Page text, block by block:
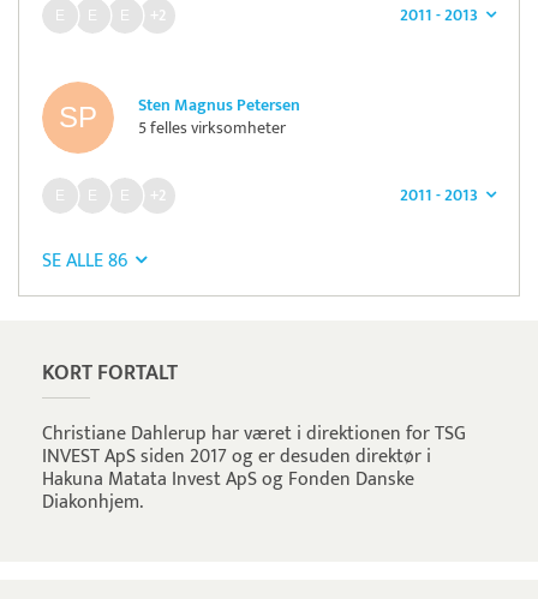
2011 - 2013
+2
Sten Magnus Petersen
5 felles virksomheter
2011 - 2013
+2
SE ALLE 86
KORT FORTALT
Christiane Dahlerup har været i direktionen for TSG
INVEST ApS siden 2017 og er desuden direktør i
Hakuna Matata Invest ApS og Fonden Danske
Diakonhjem.